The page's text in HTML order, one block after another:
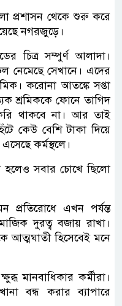
প্রশাসন থেকে শুরু করে
নগরজুড়ে।
চিত্র সম্পুর্ণ আলাদা।
নেমেছে সেখানে। এদের
করোনা আতঙ্কে সপ্তা
শ্রমিককে ফোনে তাগিদ
থাকবে না। আর তাই
কেউ বেশি টাকা দিয়ে
কর্মস্থলে।
হলেও সবার চোখে ছিলো
প্রতিরোধে এখন পর্যন্ত
দুরত্ব বজায় রাখা।
আত্মঘাতী হিসেবেই মনে
মানবাধিকার কর্মীরা।
বন্ধ করার ব্যাপারে